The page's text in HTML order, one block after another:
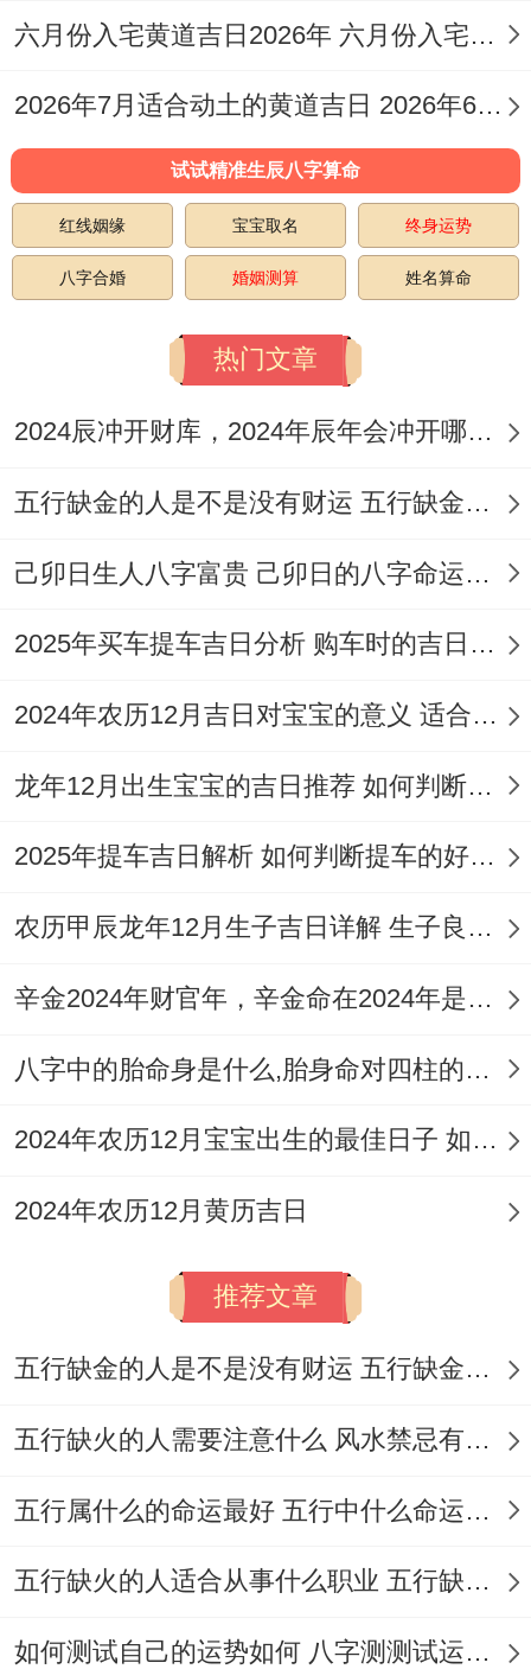
专注的学科开端！
2月15日~星期一、农历正月初八
冲狗（丙戌）煞南；宜：入学、沐浴、剃
头、扫舍；忌:结婚、安床、开仓；吉时:上
加学习小组）；此日清净明朗、适合语言学
习或文学课程开始;利于清除学习障碍！
捉、畋猎；忌:修造、动土、破土；吉时：早
课程开始）；
此日生机勃勃；适合农业、生物或体育类专
业开学，利于方法操作课程！
破屋；忌：开业、搬家、赴任；吉时:上午9-
11点（健康检查）、下午13-15点（开始康
开学，利于克服学习不容易！
2月21日，星期日,农历正月十四
冲龙（壬辰）煞北；宜:入学、拆卸、修造、
点（调整书桌方位）、中午11-13点（开始
学 利于动手方法项目！
2月23日；星期二;农历正月十六
六月份入宅黄道吉日2026年 六月份入宅黄道吉日查询
2026年7月适合动土的黄道吉日 2026年6月动土的黄道吉日
试试精准生辰八字算命
红线姻缘 宝宝取名 终身运势
八字合婚 婚姻测算 姓名算命
热门文章
2024辰冲开财库，2024年辰年会冲开哪些人的财库
五行缺金的人是不是没有财运 五行缺金的人命运好不好
己卯日生人八字富贵 己卯日的八字命运如何
2025年买车提车吉日分析 购车时的吉日与禁忌
2024年农历12月吉日对宝宝的意义 适合龙年宝宝出生的日子有哪些
龙年12月出生宝宝的吉日推荐 如何判断吉日是否适合宝宝
2025年提车吉日解析 如何判断提车的好日子
农历甲辰龙年12月生子吉日详解 生子良辰的影响因素
辛金2024年财官年，辛金命在2024年是财官年还是财印年
八字中的胎命身是什么,胎身命对四柱的影响
2024年农历12月宝宝出生的最佳日子 如何挑选适合的吉日
2024年农历12月黄历吉日
推荐文章
五行缺金的人是不是没有财运 五行缺金的人命运好不好
五行缺火的人需要注意什么 风水禁忌有哪些
五行属什么的命运最好 五行中什么命运势旺盛
五行缺火的人适合从事什么职业 五行缺火的人适合从事的职业有哪些
如何测试自己的运势如何 八字测测试运运程